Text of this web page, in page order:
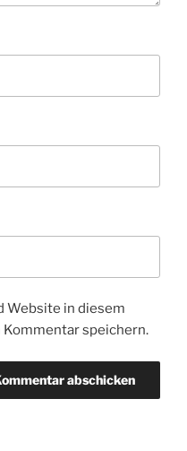
Website in diesem
speichern.